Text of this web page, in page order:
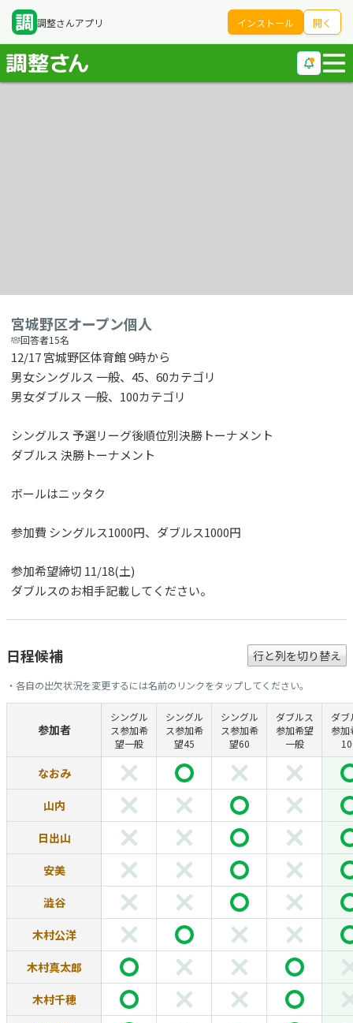
調整さんアプリ インストール 開く
宮城野区オープン個人
回答者15名
12/17 宮城野区体育館 9時から
男女シングルス 一般、45、60カテゴリ
男女ダブルス 一般、100カテゴリ
シングルス 予選リーグ後順位別決勝トーナメント
ダブルス 決勝トーナメント
ボールはニッタク
参加費 シングルス1000円、ダブルス1000円
参加希望締切 11/18(土)
ダブルスのお相手記載してください。
日程候補 行と列を切り替え
・各自の出欠状況を変更するには名前のリンクをタップしてください。
参加者
シングル
ス参加希
望一般
シングル
ス参加希
望45
シングル
ス参加希
望60
ダブルス
参加希望
一般
ダブ
参加
なおみ
山内
日出山
安美
澁谷
木村公洋
木村真太郎
木村千穂